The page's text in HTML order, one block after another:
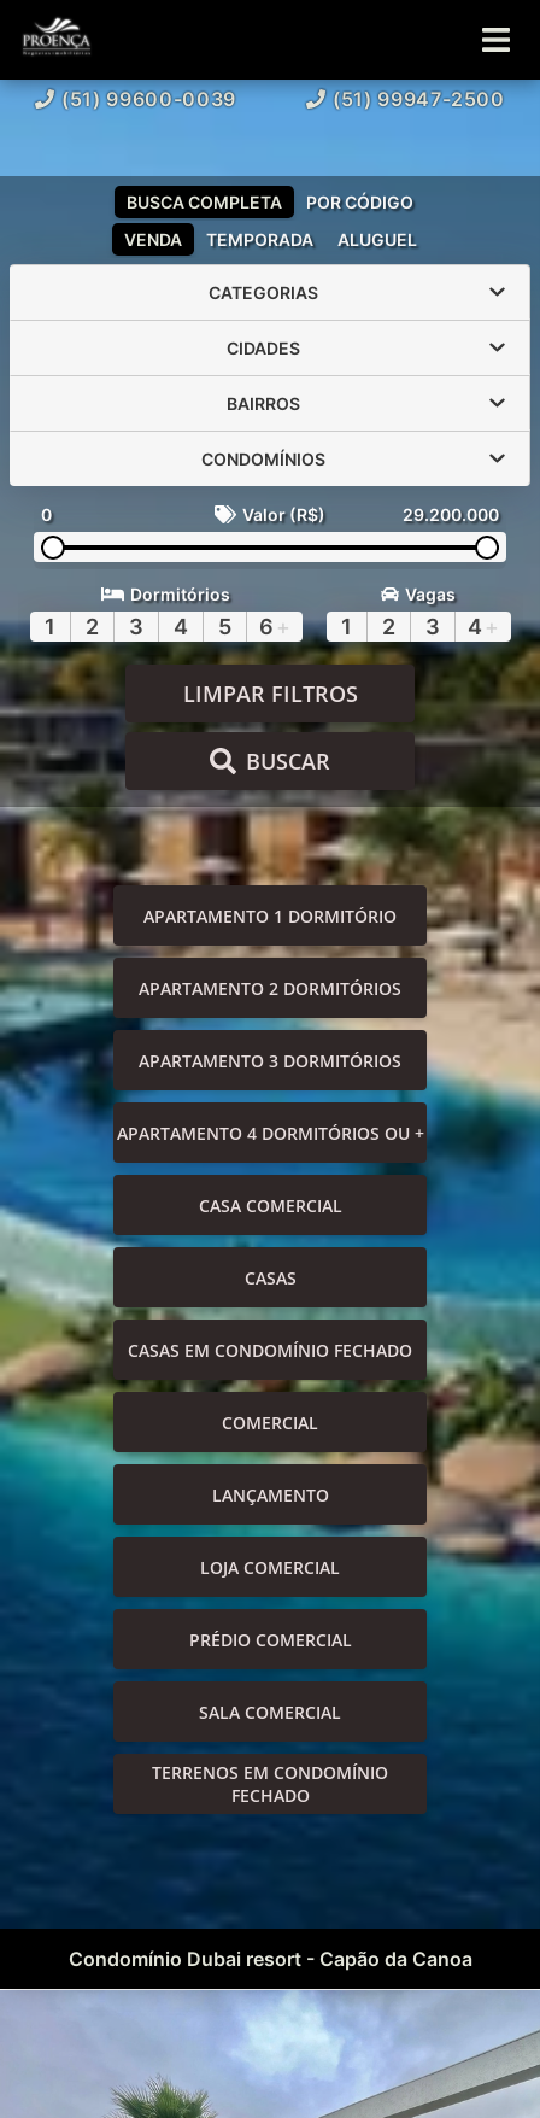
(51) 99600-0039 (51) 99947-2500
VENDA TEMPORADA ALUGUEL
BUSCA COMPLETA POR CÓDIGO
CATEGORIAS
CIDADES
BAIRROS
CONDOMÍNIOS
0 Valor (R$) 29.200.000
Dormitórios
1 2 3 4 5 6 +
Vagas
1 2 3 4 +
LIMPAR FILTROS
BUSCAR
APARTAMENTO 1 DORMITÓRIO
APARTAMENTO 2 DORMITÓRIOS
APARTAMENTO 3 DORMITÓRIOS
APARTAMENTO 4 DORMITÓRIOS OU +
CASA COMERCIAL
CASAS
CASAS EM CONDOMÍNIO FECHADO
COMERCIAL
LANÇAMENTO
LOJA COMERCIAL
PRÉDIO COMERCIAL
SALA COMERCIAL
TERRENOS EM CONDOMÍNIO
FECHADO
Condomínio Dubai resort - Capão da Canoa